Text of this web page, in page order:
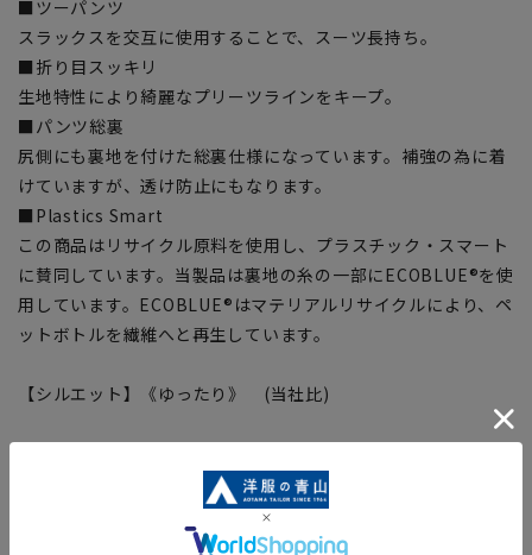
■ツーパンツ
スラックスを交互に使用することで、スーツ長持ち。
■折り目スッキリ
生地特性により綺麗なプリーツラインをキープ。
■パンツ総裏
尻側にも裏地を付けた総裏仕様になっています。補強の為に着
けていますが、透け防止にもなります。
■Plastics Smart
この商品はリサイクル原料を使用し、プラスチック・スマート
に賛同しています。当製品は裏地の糸の一部にECOBLUE®を使
用しています。ECOBLUE®はマテリアルリサイクルにより、ペ
ットボトルを繊維へと再生しています。
【シルエット】《ゆったり》 (当社比)
■商品画像はサンプルのため、色味やサイズ等の仕様に変更が
ある場合がございますので、予めご了承ください。
■ゆとり感には個人差があります。サイズ表を確認の上、ご購